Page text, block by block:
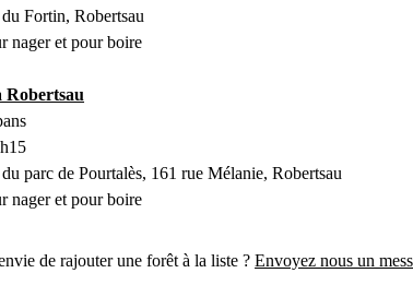
Fortin, Robertsau
nager et pour boire
Robertsau
parc de Pourtalès, 161 rue Mélanie, Robertsau
nager et pour boire
de rajouter une forêt à la liste ? Envoyez nous un